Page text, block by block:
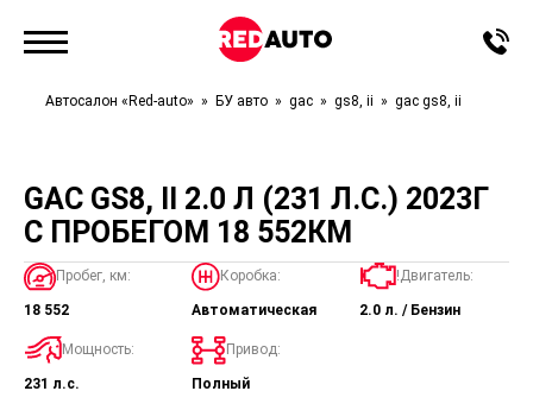
Автосалон «Red-auto» БУ авто gac gs8, ii gac gs8, ii
GAC GS8, II 2.0 Л (231 Л.С.) 2023Г
С ПРОБЕГОМ 18 552КМ
Пробег, км:
18 552
Коробка:
Автоматическая
!Двигатель:
2.0 л. / Бензин
Мощность:
231 л.с.
Привод:
Полный